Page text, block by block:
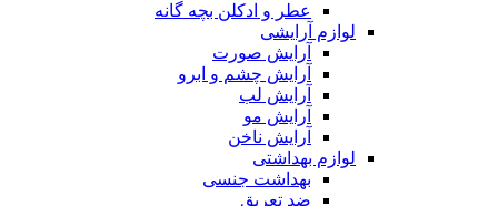
عطر و ادکلن بچه گانه
لوازم آرایشی
آرایش صورت
آرایش چشم و ابرو
آرایش لب
آرایش مو
آرایش ناخن
لوازم بهداشتی
بهداشت جنسی
ضد تعریق